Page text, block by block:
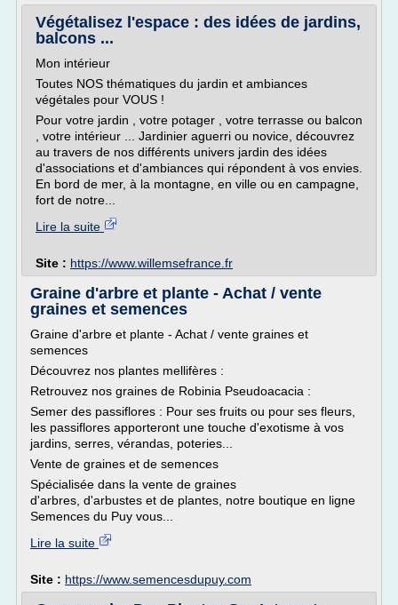
Végétalisez l'espace : des idées de jardins,
balcons ...
Mon intérieur
Toutes NOS thématiques du jardin et ambiances
végétales pour VOUS !
Pour votre jardin , votre potager , votre terrasse ou balcon
, votre intérieur ... Jardinier aguerri ou novice, découvrez
au travers de nos différents univers jardin des idées
d'associations et d'ambiances qui répondent à vos envies.
En bord de mer, à la montagne, en ville ou en campagne,
fort de notre...
Lire la suite
Site : https://www.willemsefrance.fr
Graine d'arbre et plante - Achat / vente
graines et semences
Graine d'arbre et plante - Achat / vente graines et
semences
Découvrez nos plantes mellifères :
Retrouvez nos graines de Robinia Pseudoacacia :
Semer des passiflores : Pour ses fruits ou pour ses fleurs,
les passiflores apporteront une touche d'exotisme à vos
jardins, serres, vérandas, poteries...
Vente de graines et de semences
Spécialisée dans la vente de graines
d'arbres, d'arbustes et de plantes, notre boutique en ligne
Semences du Puy vous...
Lire la suite
Site : https://www.semencesdupuy.com